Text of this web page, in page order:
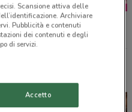
& Sapone
Scansione attiva delle
Archiviare
Pubblicità e contenuti
dei contenuti e degli
di servizi.
Accetto